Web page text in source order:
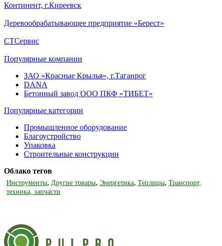
Континент, г.Киреевск
Деревообрабатывающее предприятие «Берест»
СТСервис
Популярные компании
ЗАО «Красные Крылья», г.Таганрог
DANA
Бетонный завод ООО ПКФ «ТИБЕТ»
Популярные категории
Промышленное оборудование
Благоустройство
Упаковка
Строительные конструкции
Облако тегов
Инструменты, Другие товары, Энергетика, Теплицы, Транспорт,
техника, запчасти